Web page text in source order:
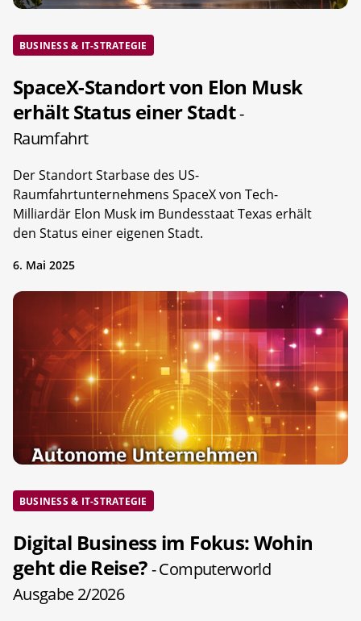
BUSINESS & IT-STRATEGIE
SpaceX-Standort von Elon Musk
erhält Status einer Stadt-
Raumfahrt
Der Standort Starbase des US-
Raumfahrtunternehmens SpaceX von Tech-
Milliardär Elon Musk im Bundesstaat Texas erhält
den Status einer eigenen Stadt.
6. Mai 2025
BUSINESS & IT-STRATEGIE
Digital Business im Fokus: Wohin
geht die Reise?- Computerworld
Ausgabe 2/2026